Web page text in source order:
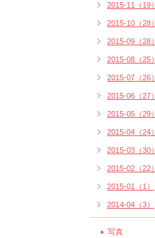
2015-11（19）
2015-10（28）
2015-09（28）
2015-08（25）
2015-07（26）
2015-06（27）
2015-05（29）
2015-04（24）
2015-03（30）
2015-02（22）
2015-01（1）
2014-04（3）
写真